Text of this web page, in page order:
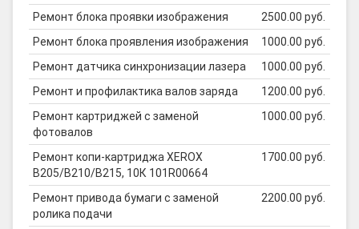
Ремонт блока проявки изображения
2500.00 руб.
Ремонт блока проявления изображения
1000.00 руб.
Ремонт датчика синхронизации лазера
1000.00 руб.
Ремонт и профилактика валов заряда
1200.00 руб.
Ремонт картриджей с заменой
фотовалов
1000.00 руб.
Ремонт копи-картриджа XEROX
B205/B210/B215, 10К 101R00664
1700.00 руб.
Ремонт привода бумаги с заменой
ролика подачи
2200.00 руб.